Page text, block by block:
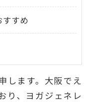
すめ
します。大阪でえ
り、ヨガジェネレ